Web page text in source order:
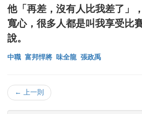
他「再差，沒有人比我差了」
寬心，很多人都是叫我享受比
說。
中職 富邦悍將 味全龍 張政禹
← 上一則